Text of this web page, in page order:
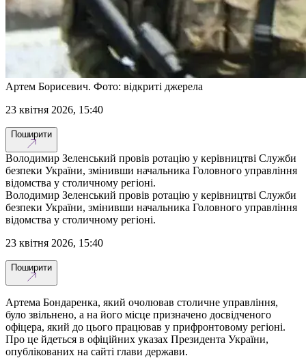
Артем Борисевич. Фото: відкриті джерела
23 квітня 2026, 15:40
Поширити
Володимир Зеленський провів ротацію у керівництві Служби
безпеки України, змінивши начальника Головного управління
відомства у столичному регіоні.
Володимир Зеленський провів ротацію у керівництві Служби
безпеки України, змінивши начальника Головного управління
відомства у столичному регіоні.
23 квітня 2026, 15:40
Поширити
Артема Бондаренка, який очолював столичне управління,
було звільнено, а на його місце призначено досвідченого
офіцера, який до цього працював у прифронтовому регіоні.
Про це йдеться в офіційних указах Президента України,
опублікованих на сайті глави держави.